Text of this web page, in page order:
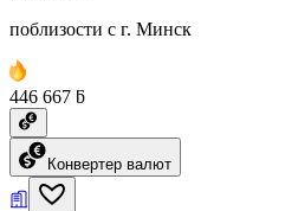
поблизости с г. Минск
446 667 ƃ
Конвертер валют